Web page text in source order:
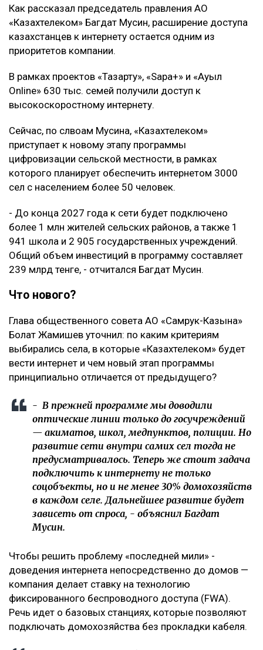
Как рассказал председатель правления АО
«Казахтелеком» Багдат Мусин, расширение доступа
казахстанцев к интернету остается одним из
приоритетов компании.
В рамках проектов «Тазарту», «Sapa+» и «Ауыл
Online» 630 тыс. семей получили доступ к
высокоскоростному интернету.
Сейчас, по слвоам Мусина, «Казахтелеком»
приступает к новому этапу программы
цифровизации сельской местности, в рамках
которого планирует обеспечить интернетом 3000
сел с населением более 50 человек.
- До конца 2027 года к сети будет подключено
более 1 млн жителей сельских районов, а также 1
941 школа и 2 905 государственных учреждений.
Общий объем инвестиций в программу составляет
239 млрд тенге, - отчитался Багдат Мусин.
Что нового?
Глава общественного совета АО «Самрук-Казына»
Болат Жамишев уточнил: по каким критериям
выбирались села, в которые «Казахтелеком» будет
вести интернет и чем новый этап программы
принципиально отличается от предыдущего?
- В прежней программе мы доводили
оптические линии только до госучреждений
— акиматов, школ, медпунктов, полиции. Но
развитие сети внутри самих сел тогда не
предусматривалось. Теперь же стоит задача
подключить к интернету не только
соцобъекты, но и не менее 30% домохозяйств
в каждом селе. Дальнейшее развитие будет
зависеть от спроса, - объяснил Багдат
Мусин.
Чтобы решить проблему «последней мили» -
доведения интернета непосредственно до домов —
компания делает ставку на технологию
фиксированного беспроводного доступа (FWA).
Речь идет о базовых станциях, которые позволяют
подключать домохозяйства без прокладки кабеля.